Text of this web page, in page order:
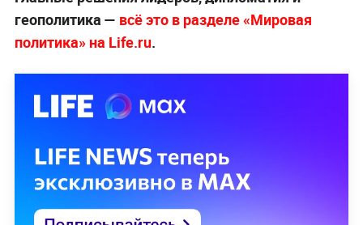
геополитика — всё это в разделе «Мировая
политика» на Life.ru.